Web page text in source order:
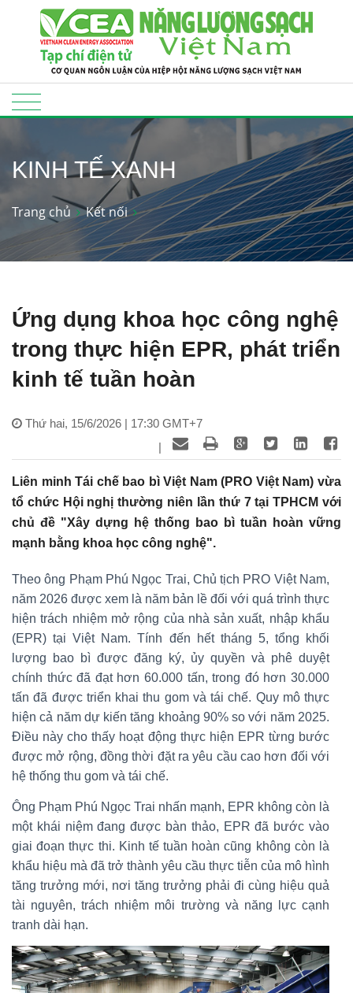
KINH TẾ XANH
Trang chủ Kết nối
Ứng dụng khoa học công nghệ
trong thực hiện EPR, phát triển
kinh tế tuần hoàn
Thứ hai, 15/6/2026 | 17:30 GMT+7
|
Liên minh Tái chế bao bì Việt Nam (PRO Việt Nam) vừa
tổ chức Hội nghị thường niên lần thứ 7 tại TPHCM với
chủ đề "Xây dựng hệ thống bao bì tuần hoàn vững
mạnh bằng khoa học công nghệ".
Theo ông Phạm Phú Ngọc Trai, Chủ tịch PRO Việt Nam,
năm 2026 được xem là năm bản lề đối với quá trình thực
hiện trách nhiệm mở rộng của nhà sản xuất, nhập khẩu
(EPR) tại Việt Nam. Tính đến hết tháng 5, tổng khối
lượng bao bì được đăng ký, ủy quyền và phê duyệt
chính thức đã đạt hơn 60.000 tấn, trong đó hơn 30.000
tấn đã được triển khai thu gom và tái chế. Quy mô thực
hiện cả năm dự kiến tăng khoảng 90% so với năm 2025.
Điều này cho thấy hoạt động thực hiện EPR từng bước
được mở rộng, đồng thời đặt ra yêu cầu cao hơn đối với
hệ thống thu gom và tái chế.
Ông Phạm Phú Ngọc Trai nhấn mạnh, EPR không còn là
một khái niệm đang được bàn thảo, EPR đã bước vào
giai đoạn thực thi. Kinh tế tuần hoàn cũng không còn là
khẩu hiệu mà đã trở thành yêu cầu thực tiễn của mô hình
tăng trưởng mới, nơi tăng trưởng phải đi cùng hiệu quả
tài nguyên, trách nhiệm môi trường và năng lực cạnh
tranh dài hạn.